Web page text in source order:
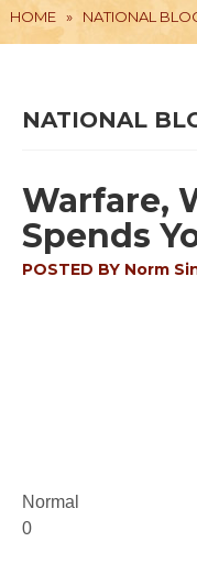
HOME » NATIONAL
NATIONAL
Warfare,
Spends
POSTED BY Norm
Normal
0